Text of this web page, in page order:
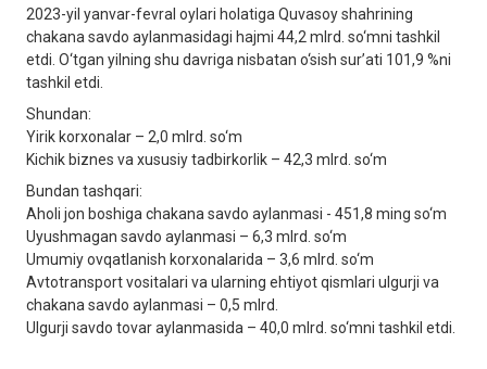
2023-yil yanvar-fevral oylari holatiga Quvasoy shahrining
chakana savdo aylanmasidagi hajmi 44,2 mlrd. so‘mni tashkil
etdi. O‘tgan yilning shu davriga nisbatan o‘sish sur’ati 101,9 %ni
tashkil etdi.
Shundan:
Yirik korxonalar – 2,0 mlrd. so‘m
Kichik biznes va xususiy tadbirkorlik – 42,3 mlrd. so‘m
Bundan tashqari:
Aholi jon boshiga chakana savdo aylanmasi - 451,8 ming so‘m
Uyushmagan savdo aylanmasi – 6,3 mlrd. so‘m
Umumiy ovqatlanish korxonalarida – 3,6 mlrd. so‘m
Avtotransport vositalari va ularning ehtiyot qismlari ulgurji va
chakana savdo aylanmasi – 0,5 mlrd.
Ulgurji savdo tovar aylanmasida – 40,0 mlrd. so‘mni tashkil etdi.